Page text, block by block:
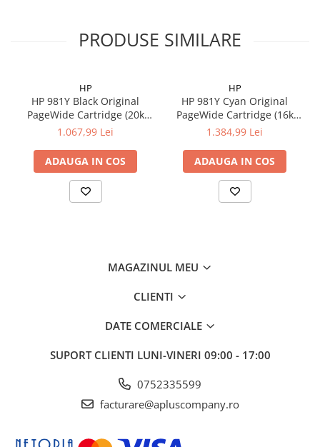
PRODUSE SIMILARE
HP
HP 981Y Black Original
PageWide Cartridge (20k
pag)
1.067,99 Lei
ADAUGA IN COS
HP
HP 981Y Cyan Original
PageWide Cartridge (16k
pag)
1.384,99 Lei
ADAUGA IN COS
MAGAZINUL MEU
CLIENTI
DATE COMERCIALE
SUPORT CLIENTI LUNI-VINERI 09:00 - 17:00
0752335599
facturare@apluscompany.ro